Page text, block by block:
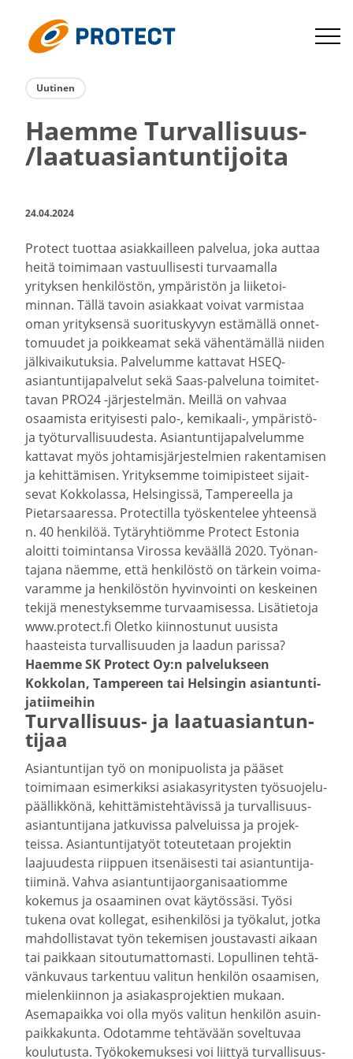
suoraan
sisältöön
Protect
Uutinen
Haemme Turvallisuus-​
/laatu­asian­tun­ti­joita
24.04.2024
Protect tuottaa asiak­kailleen palvelua, joka auttaa
heitä toimimaan vastuul­li­sesti turvaa­malla
yrityksen henki­löstön, ympäristön ja liike­toi­
minnan. Tällä tavoin asiakkaat voivat varmistaa
oman yrityk­sensä suori­tus­kyvyn estämällä onnet­
to­muudet ja poikkeamat sekä vähen­tä­mällä niiden
jälki­vai­ku­tuksia. Palve­lumme kattavat HSEQ-​
asiantuntijapalvelut sekä Saas-​palveluna toimi­tet­
tavan PRO24 -​järjestelmän. Meillä on vahvaa
osaamista erityi­sesti palo-, kemikaali-​, ympäristö-​
ja työtur­val­li­suu­desta. Asian­tun­ti­ja­pal­ve­lumme
kattavat myös johta­mis­jär­jes­telmien raken­ta­misen
ja kehit­tä­misen. Yrityk­semme toimi­pisteet sijait­
sevat Kokko­lassa, Helsin­gissä, Tampe­reella ja
Pietar­saa­ressa. Protec­tilla työsken­telee yhteensä
n. 40 henkilöä. Tytäryh­tiömme Protect Estonia
aloitti toimin­tansa Virossa keväällä 2020. Työnan­
tajana näemme, että henki­löstö on tärkein voima­
va­ramme ja henki­löstön hyvin­vointi on keskeinen
tekijä menes­tyk­semme turvaa­mi­sessa. Lisätietoja
www.protect.fi Oletko kiinnos­tunut uusista
haasteista turval­li­suuden ja laadun parissa?
Haemme SK Protect Oy:n palve­lukseen
Kokkolan, Tampereen tai Helsingin asian­tun­ti­
ja­tii­meihin
Turvallisuus-​ ja laatu­asian­tun­
tijaa
Asian­tun­tijan työ on monipuo­lista ja pääset
toimimaan esimer­kiksi asiakas­yri­tysten työsuo­je­lu­
pääl­likkönä, kehit­tä­mis­teh­tä­vissä ja turval­li­suus­
asian­tun­tijana jatku­vissa palve­luissa ja projek­
teissa. Asian­tun­ti­jatyöt toteu­tetaan projektin
laajuu­desta riippuen itsenäi­sesti tai asian­tun­ti­ja­
tiiminä. Vahva asian­tun­ti­jaor­ga­ni­saa­tiomme
kokemus ja osaaminen ovat käytössäsi. Työsi
tukena ovat kollegat, esihen­kilösi ja työkalut, jotka
mahdol­lis­tavat työn tekemisen jousta­vasti aikaan
tai paikkaan sitou­tu­mat­to­masti. Lopul­linen tehtä­
vän­kuvaus tarkentuu valitun henkilön osaamisen,
mielen­kiinnon ja asiakas­pro­jektien mukaan.
Asema­paikka voi olla myös valitun henkilön asuin­
paik­ka­kunta. Odotamme tehtävään sovel­tuvaa
koulu­tusta. Työko­ke­muksesi voi liittyä turval­li­suus­